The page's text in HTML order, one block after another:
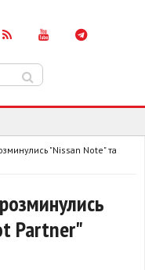
"Nissan Note" та
Partner"